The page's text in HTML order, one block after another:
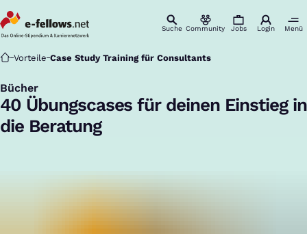
Suche Community Jobs Login Menü
Startseite
Vorteile Case Study Training für Consultants
Bücher
:
40 Übungscases für deinen Einstieg in
die Beratung